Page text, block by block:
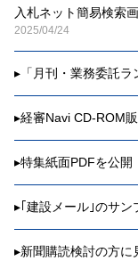
入札ネット簡易検索
2025/04/24
▸ 「月刊・業務委託
▸経審Navi CD-ROM販
▸特集紙面PDFを公開
▸｢建設メール｣のサ
▸新聞購読検討の方に